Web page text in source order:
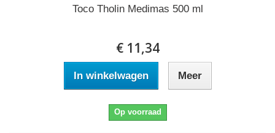
Toco Tholin Medimas 500 ml
€ 11,34
In winkelwagen Meer
Op voorraad